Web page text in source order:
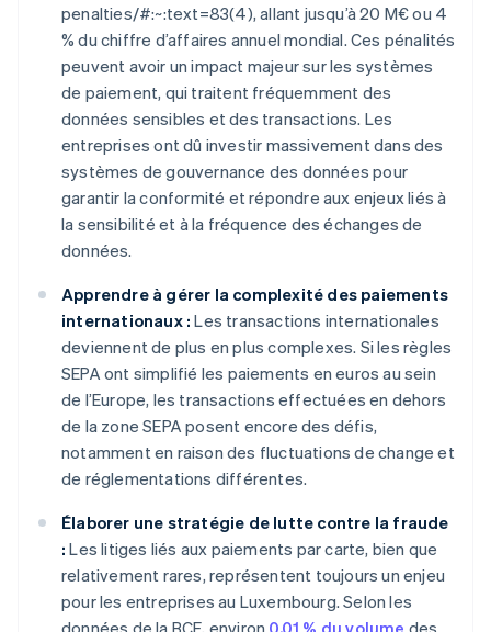
penalties/#:~:text=83(4), allant jusqu’à 20 M€ ou 4
% du chiffre d’affaires annuel mondial. Ces pénalités
peuvent avoir un impact majeur sur les systèmes
de paiement, qui traitent fréquemment des
données sensibles et des transactions. Les
entreprises ont dû investir massivement dans des
systèmes de gouvernance des données pour
garantir la conformité et répondre aux enjeux liés à
la sensibilité et à la fréquence des échanges de
données.
Apprendre à gérer la complexité des paiements
internationaux : Les transactions internationales
deviennent de plus en plus complexes. Si les règles
SEPA ont simplifié les paiements en euros au sein
de l’Europe, les transactions effectuées en dehors
de la zone SEPA posent encore des défis,
notamment en raison des fluctuations de change et
de réglementations différentes.
Élaborer une stratégie de lutte contre la fraude
: Les litiges liés aux paiements par carte, bien que
relativement rares, représentent toujours un enjeu
pour les entreprises au Luxembourg. Selon les